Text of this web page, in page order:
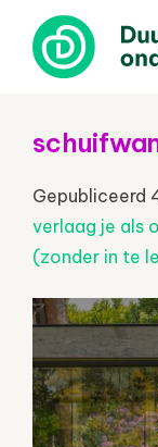
Gepubliceerd
verlaag je als
(zonder in te